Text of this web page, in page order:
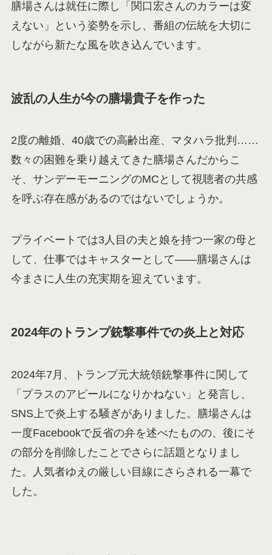
膳場さんは就任に際し「関口宏さんのカラーは変
えない」という姿勢を示し、番組の伝統を大切に
しながら新たな風を吹き込んでいます。
波乱の人生が今の膳場貴子を作った
2度の離婚、40歳での高齢出産、マタハラ批判……
数々の困難を乗り越えてきた膳場さんだからこ
そ、サンデーモーニングのMCとして視聴者の共感
を呼ぶ存在感があるのではないでしょうか。
プライベートでは3人目の夫と娘を持つ一家の母と
して、仕事ではキャスターとして——膳場さんは
今まさに人生の充実期を迎えています。
2024年のトランプ銃撃事件での炎上と対応
2024年7月、トランプ元大統領銃撃事件に関して
「プラスのアピールになりかねない」と発言し、
SNS上で炎上する騒ぎがありました。膳場さんは
一度Facebookで反省の弁を述べたものの、後にそ
の部分を削除したことでさらに話題となりまし
た。人気者ゆえの厳しい目線にさらされる一幕で
した。